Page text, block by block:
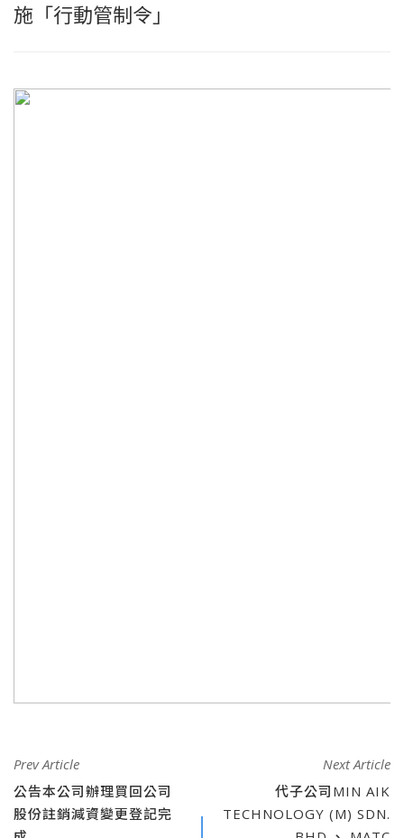
施「行動管制令」
Prev Article
公告本公司辦理買回公司
股份註銷減資變更登記完
Next Article
代子公司MIN AIK
TECHNOLOGY (M) SDN.